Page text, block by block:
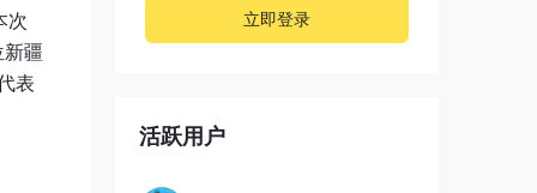
次
疆
表
立即登录
活跃用户